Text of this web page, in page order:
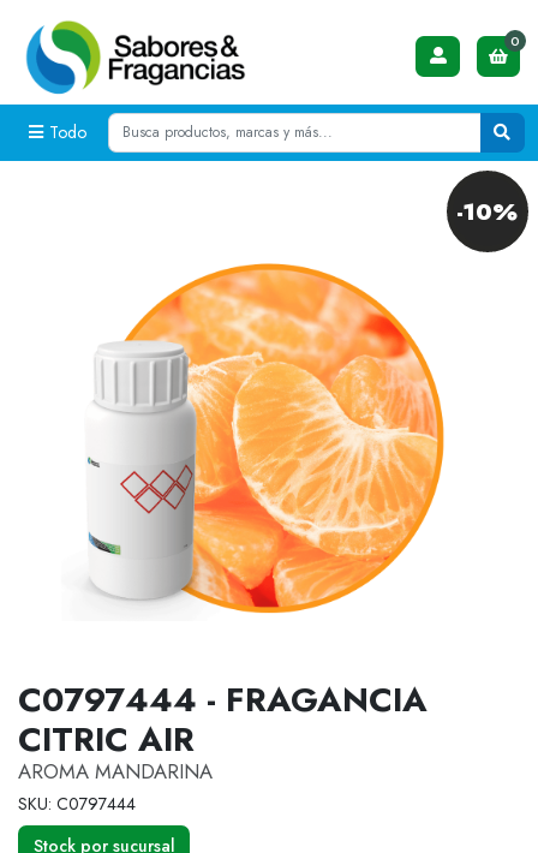
Todo
0
-10%
C0797444 - FRAGANCIA
CITRIC AIR
AROMA MANDARINA
SKU: C0797444
Stock por sucursal